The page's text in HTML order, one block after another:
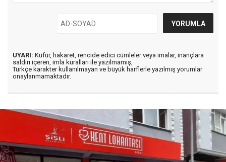
UYARI: Küfür, hakaret, rencide edici cümleler veya imalar, inançlara
saldırı içeren, imla kuralları ile yazılmamış,
Türkçe karakter kullanılmayan ve büyük harflerle yazılmış yorumlar
onaylanmamaktadır.